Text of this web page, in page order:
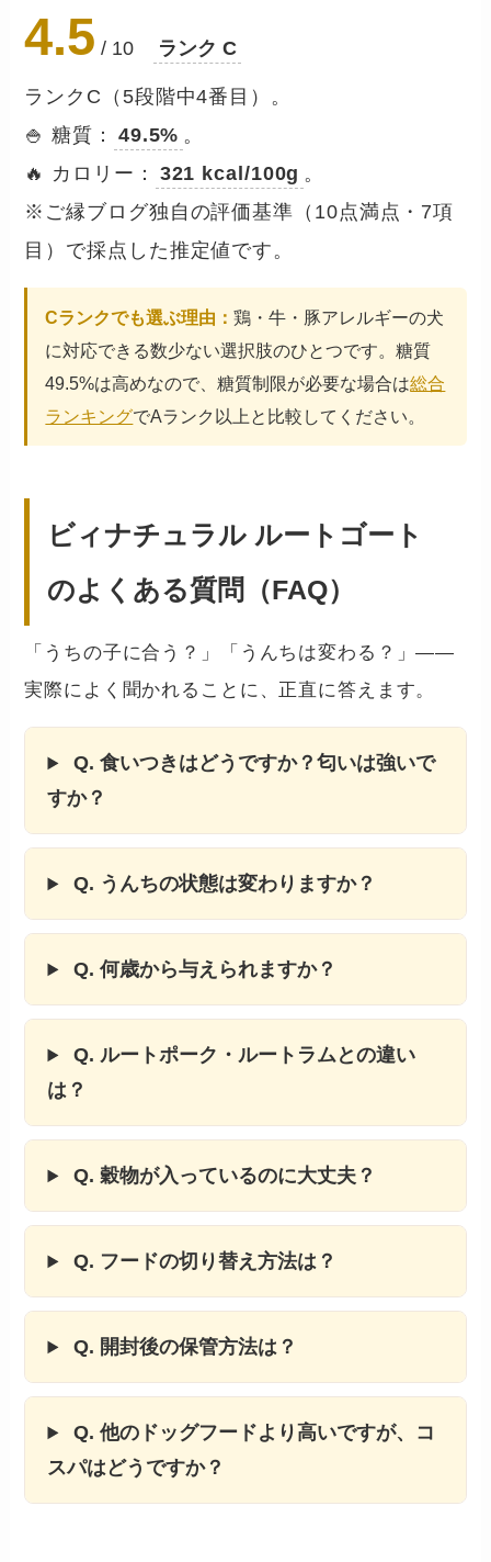
4.5 / 10 ランク C
ランクC（5段階中4番目）。
🍚 糖質：
49.5% 。
🔥 カロリー：
321 kcal/100g 。
※ご縁ブログ独自の評価基準（10点満点・7項
目）で採点した推定値です。
Cランクでも選ぶ理由：鶏・牛・豚アレルギーの犬
に対応できる数少ない選択肢のひとつです。糖質
49.5%は高めなので、糖質制限が必要な場合は総合
ランキングでAランク以上と比較してください。
ビィナチュラル ルートゴート
のよくある質問（FAQ）
「うちの子に合う？」「うんちは変わる？」——
実際によく聞かれることに、正直に答えます。
Q. 食いつきはどうですか？匂いは強いで
すか？
Q. うんちの状態は変わりますか？
Q. 何歳から与えられますか？
Q. ルートポーク・ルートラムとの違い
は？
Q. 穀物が入っているのに大丈夫？
Q. フードの切り替え方法は？
Q. 開封後の保管方法は？
Q. 他のドッグフードより高いですが、コ
スパはどうですか？